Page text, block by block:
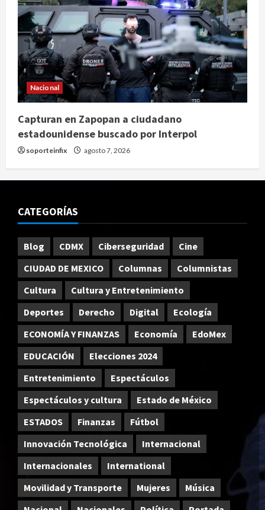
Nacional
Capturan en Zapopan a ciudadano
estadounidense buscado por Interpol
soporteinfix agosto 7, 2026
CATEGORÍAS
Blog CDMX Ciberseguridad
Cine
CIUDAD DE MEXICO
Columnas
Columnistas
Cultura
Cultura y Entretenimiento
Deportes
Derecho Digital
Ecología
ECONOMÍA Y FINANZAS
Economía
EdoMex
EDUCACIÓN
Elecciones 2024
Entretenimiento
Espectáculos
Espectáculos y cultura
Estado de México
ESTADOS
Finanzas
Fútbol
Innovación Tecnológica
Internacional
Internacionales
International
Movilidad y Transporte
Mujeres
Música